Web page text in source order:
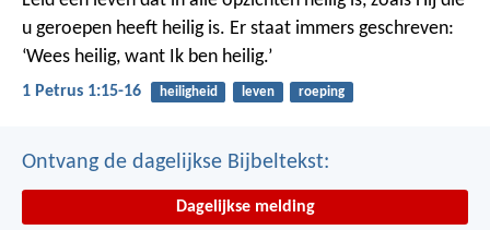
u geroepen heeft heilig is. Er staat immers geschreven:
‘Wees heilig, want Ik ben heilig.’
1 Petrus 1:15-16 heiligheid leven roeping
Ontvang de dagelijkse Bijbeltekst:
Dagelijkse melding